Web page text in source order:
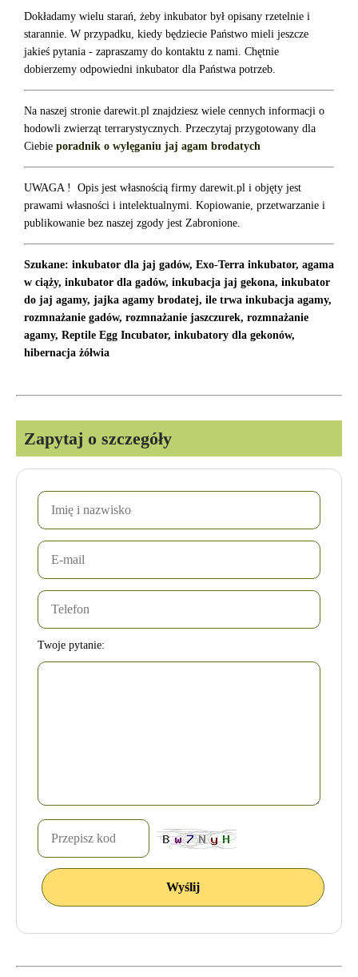
Dokładamy wielu starań, żeby inkubator był opisany rzetelnie i
starannie. W przypadku, kiedy będziecie Państwo mieli jeszcze
jakieś pytania - zapraszamy do kontaktu z nami. Chętnie
dobierzemy odpowiedni inkubator dla Państwa potrzeb.
Na naszej stronie darewit.pl znajdziesz wiele cennych informacji o
hodowli zwierząt terrarystycznych. Przeczytaj przygotowany dla
Ciebie poradnik o wylęganiu jaj agam brodatych
UWAGA ! Opis jest własnością firmy darewit.pl i objęty jest
prawami własności i intelektualnymi. Kopiowanie, przetwarzanie i
publikowanie bez naszej zgody jest Zabronione.
Szukane: inkubator dla jaj gadów, Exo-Terra inkubator, agama
w ciąży, inkubator dla gadów, inkubacja jaj gekona, inkubator
do jaj agamy, jajka agamy brodatej, ile trwa inkubacja agamy,
rozmnażanie gadów, rozmnażanie jaszczurek, rozmnażanie
agamy, Reptile Egg Incubator, inkubatory dla gekonów,
hibernacja żółwia
Zapytaj o szczegóły
Twoje pytanie: